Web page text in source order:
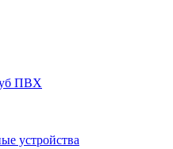
ПВХ
устройства